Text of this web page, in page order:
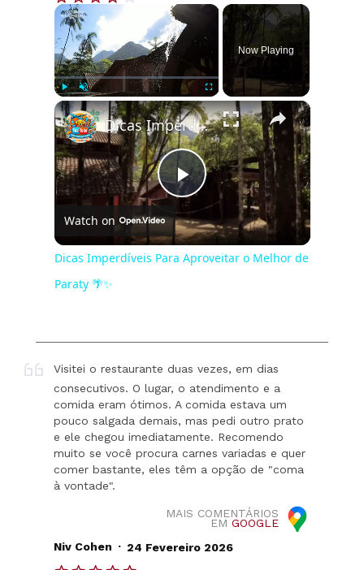
×
Play Unmute Fullscreen
Now Playing
×
Play
Video
Dicas Imperdíveis Para Aproveitar o Melhor de Paraty 🌴✨
Watch on
Dicas Imperdíveis Para Aproveitar o Melhor de
Paraty 🌴✨
Visitei o restaurante duas vezes, em dias
consecutivos. O lugar, o atendimento e a
comida eram ótimos. A comida estava um
pouco salgada demais, mas pedi outro prato
e ele chegou imediatamente. Recomendo
muito se você procura carnes variadas e quer
comer bastante, eles têm a opção de "coma
à vontade".
MAIS COMENTÁRIOS
EM GOOGLE
Niv Cohen . 24 Fevereiro 2026